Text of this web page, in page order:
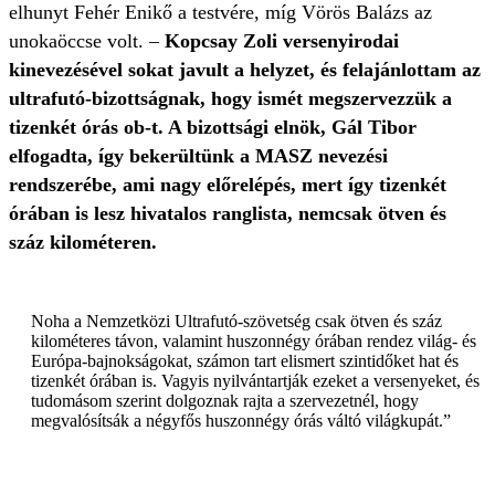
elhunyt Fehér Enikő a testvére, míg Vörös Balázs az
unokaöccse volt. – Kopcsay Zoli versenyirodai
kinevezésével sokat javult a helyzet, és felajánlottam az
ultrafutó-bizottságnak, hogy ismét megszervezzük a
tizenkét órás ob-t. A bizottsági elnök, Gál Tibor
elfogadta, így bekerültünk a MASZ nevezési
rendszerébe, ami nagy előrelépés, mert így tizenkét
órában is lesz hivatalos ranglista, nemcsak ötven és
száz kilométeren.
Noha a Nemzetközi Ultrafutó-szövetség csak ötven és száz
kilométeres távon, valamint huszonnégy órában rendez világ- és
Európa-bajnokságokat, számon tart elismert szintidőket hat és
tizenkét órában is. Vagyis nyilvántartják ezeket a versenyeket, és
tudomásom szerint dolgoznak rajta a szervezetnél, hogy
megvalósítsák a négyfős huszonnégy órás váltó világkupát.”